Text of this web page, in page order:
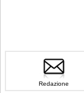
Redazione